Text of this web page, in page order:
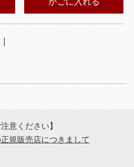
注意ください】
規販売店につきまして